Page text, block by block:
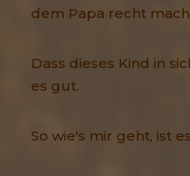
dem Papa recht
Dass dieses Kind in
es gut.
So wie's mir geht, ist